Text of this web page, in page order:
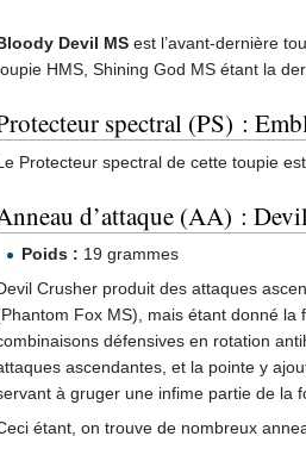
Devil MS est l’avant-dernière
HMS, Shining God MS étant la
spectral (PS) :
Protecteur spectral de cette toupie
d’attaque (AA) :
Poids : 19 grammes
Crusher produit des attaques
Fox MS), mais étant donné
défensives en rotation
ascendantes, et la pointe y
à gruger une infime partie de la
étant, on trouve de nombreux